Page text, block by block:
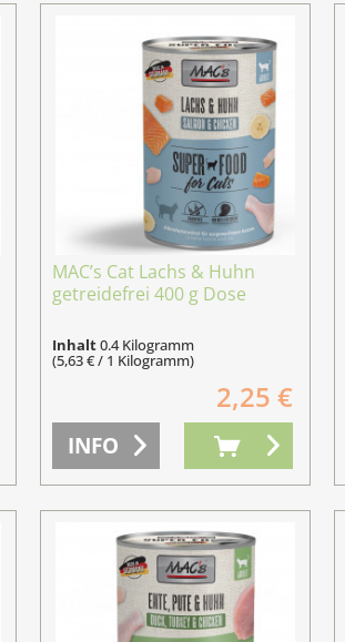
MAC’s Cat Lachs & Huhn
getreidefrei 400 g Dose
Inhalt0.4 Kilogramm
(5,63 € / 1 Kilogramm)
2,25 €
INFO